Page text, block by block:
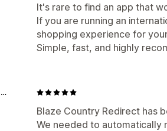
It's rare to find an app that
If you are running an
shopping experience for
Simple, fast, and highly
Blaze Country Redirect has
We needed to automatically
ORCA Retail by Pennel & Flipo